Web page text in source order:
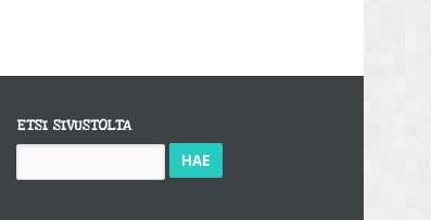
ETSI SIVUSTOLTA